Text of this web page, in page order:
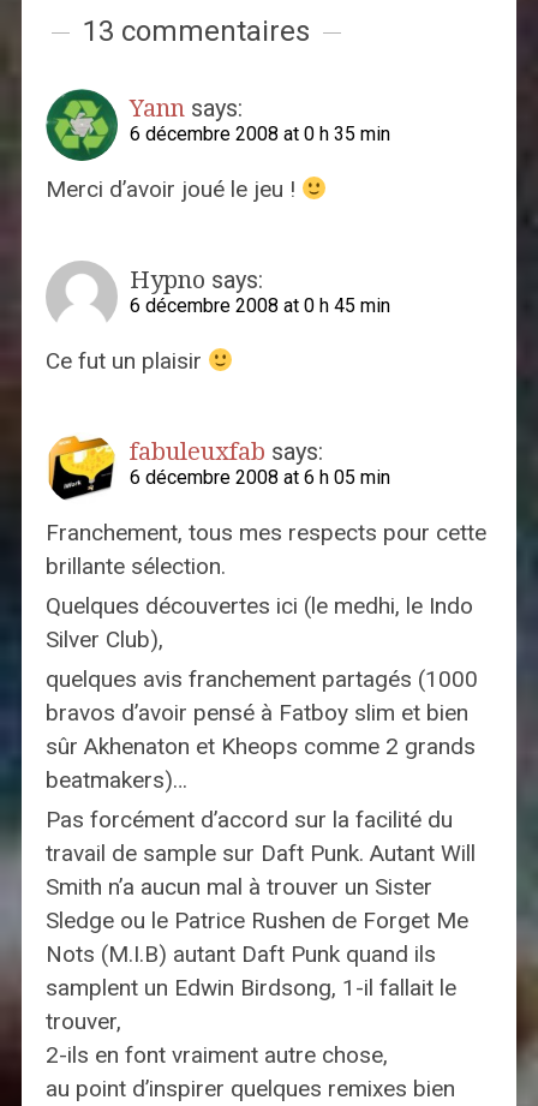
13 commentaires
Yann says:
6 décembre 2008 at 0 h 35 min
Merci d’avoir joué le jeu !
Hypno says:
6 décembre 2008 at 0 h 45 min
Ce fut un plaisir
fabuleuxfab says:
6 décembre 2008 at 6 h 05 min
Franchement, tous mes respects pour cette
brillante sélection.
Quelques découvertes ici (le medhi, le Indo
Silver Club),
quelques avis franchement partagés (1000
bravos d’avoir pensé à Fatboy slim et bien
sûr Akhenaton et Kheops comme 2 grands
beatmakers)…
Pas forcément d’accord sur la facilité du
travail de sample sur Daft Punk. Autant Will
Smith n’a aucun mal à trouver un Sister
Sledge ou le Patrice Rushen de Forget Me
Nots (M.I.B) autant Daft Punk quand ils
samplent un Edwin Birdsong, 1-il fallait le
trouver,
2-ils en font vraiment autre chose,
au point d’inspirer quelques remixes bien